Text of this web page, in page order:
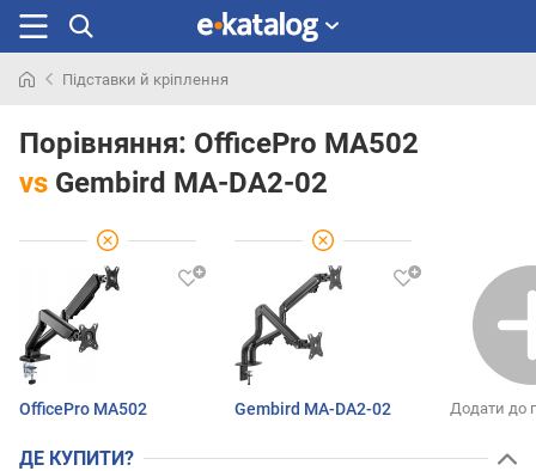
раніше
Підставки й кріплення
Порівняння: OfficePro MA502
vs Gembird MA-DA2-02
OfficePro MA502 Gembird MA-DA2-02 Додати до
ДЕ КУПИТИ?